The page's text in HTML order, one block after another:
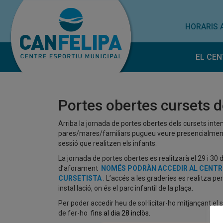
HORARIS
EL
Portes obertes cursets
Arriba la jornada de portes obertes dels cursets
pares/mares/familiars pugueu veure
sessió que realitzen els infants.
La jornada de portes obertes es realitzarà el 29 i 30
d’aforament NOMÉS PODRÀN ACCEDIR AL
CURSETISTA
. L’accés a les graderies es realitza
instal·lació, on és el parc infantil de la plaça.
Per poder accedir heu de sol·licitar-ho mitjançant
de fer-ho fins al dia 28 inclòs.